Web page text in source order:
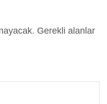
Gerekli alanlar